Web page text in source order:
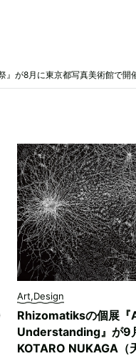
』が8月に東京都写真美術館で
Art,Design
Rhizomatiksの個展
Understanding』が9
KOTARO NUKAGA（